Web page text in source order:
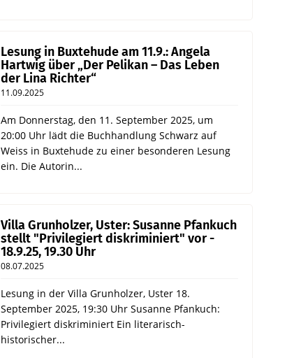
Lesung in Buxtehude am 11.9.: Angela
Hartwig über „Der Pelikan – Das Leben
der Lina Richter“
11.09.2025
Am Donnerstag, den 11. September 2025, um
20:00 Uhr lädt die Buchhandlung Schwarz auf
Weiss in Buxtehude zu einer besonderen Lesung
ein. Die Autorin...
Villa Grunholzer, Uster: Susanne Pfankuch
stellt "Privilegiert diskriminiert" vor -
18.9.25, 19.30 Uhr
08.07.2025
Lesung in der Villa Grunholzer, Uster 18.
September 2025, 19:30 Uhr Susanne Pfankuch:
Privilegiert diskriminiert Ein literarisch-
historischer...